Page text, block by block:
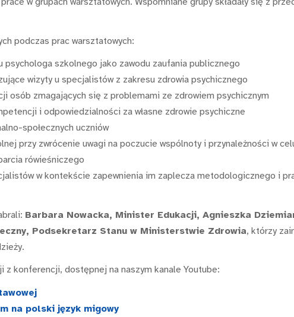
podczas prac warsztatowych:
psychologa szkolnego jako zawodu zaufania publicznego
wizyty u specjalistów z zakresu zdrowia psychicznego
osób zmagających się z problemami ze zdrowiem psychicznym
i odpowiedzialności za własne zdrowie psychiczne
społecznych uczniów
przy zwrócenie uwagi na poczucie wspólnoty i przynależności w
rówieśniczego
w kontekście zapewnienia im zaplecza metodologicznego i
Barbara Nowacka, Minister Edukacji, Agnieszka
Podsekretarz Stanu w Ministerstwie Zdrowia, którzy
z konferencji, dostępnej na naszym kanale Youtube:
na polski język migowy